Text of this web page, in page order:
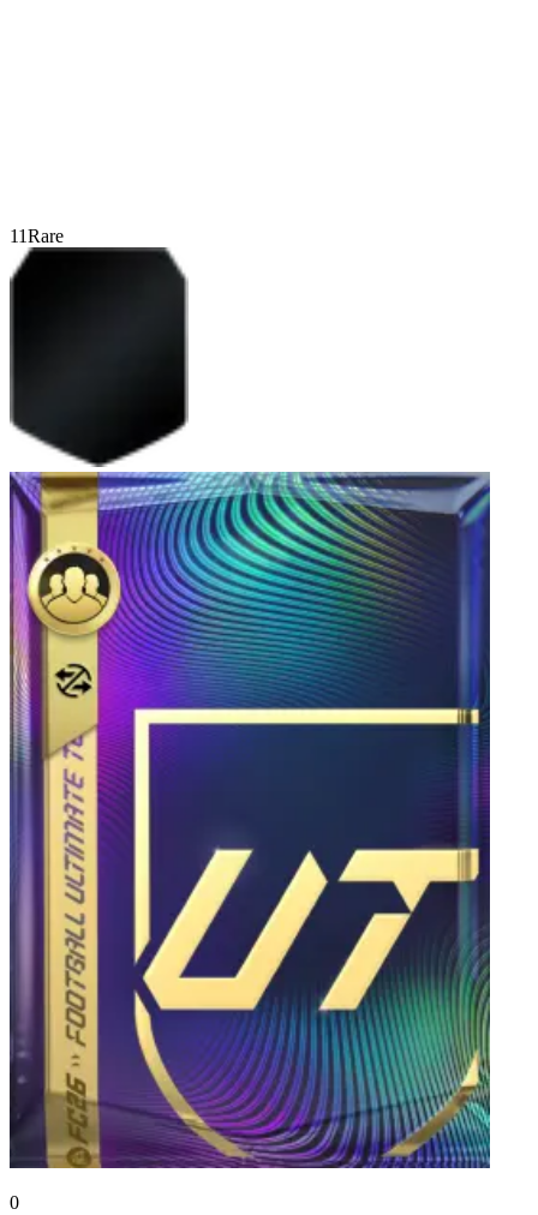
11Rare
0